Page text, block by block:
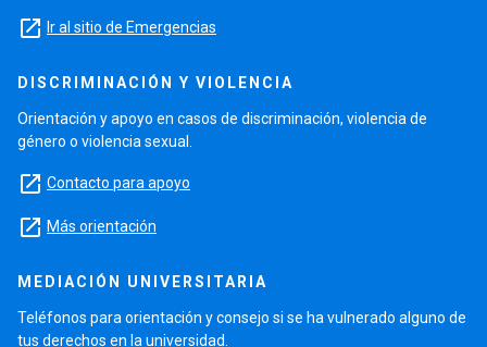
launch Ir al sitio de Emergencias
DISCRIMINACIÓN Y VIOLENCIA
Orientación y apoyo en casos de discriminación, violencia de
género o violencia sexual.
launch Contacto para apoyo
launch Más orientación
MEDIACIÓN UNIVERSITARIA
Teléfonos para orientación y consejo si se ha vulnerado alguno de
tus derechos en la universidad.